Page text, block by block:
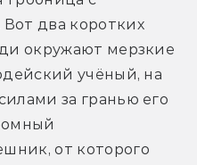
два коротких
окружают мерзкие
учёный, на
за гранью его
от которого